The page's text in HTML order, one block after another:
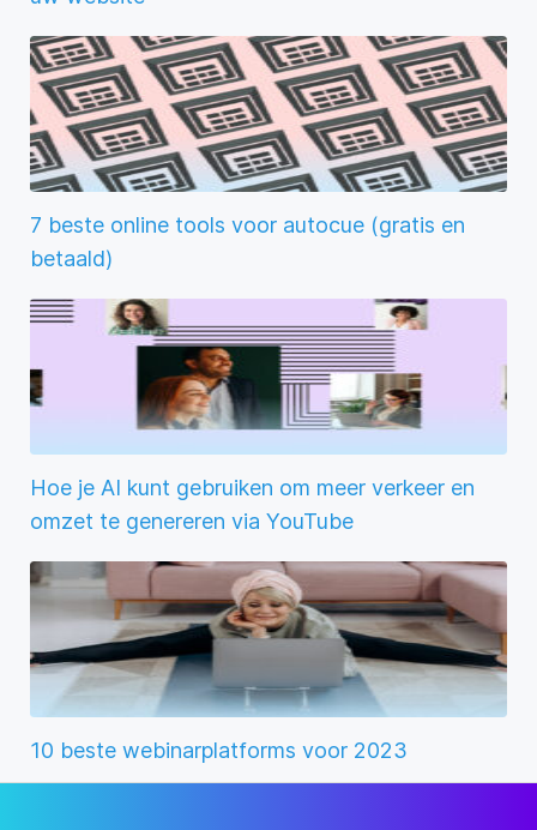
7 beste online tools voor autocue (gratis en
betaald)
Hoe je AI kunt gebruiken om meer verkeer en
omzet te genereren via YouTube
10 beste webinarplatforms voor 2023